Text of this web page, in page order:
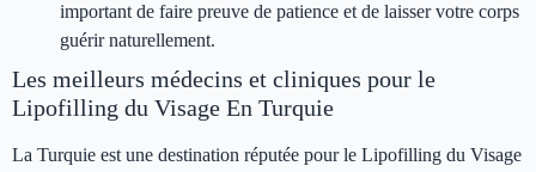
important de faire preuve de patience et de laisser votre corps
guérir naturellement.
Les meilleurs médecins et cliniques pour le
Lipofilling du Visage En Turquie
La Turquie est une destination réputée pour le Lipofilling du Visage